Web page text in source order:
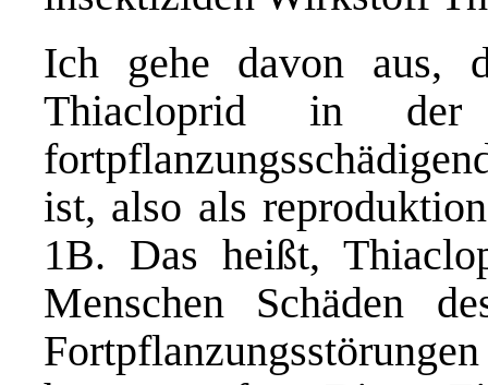
Ich gehe davon aus,
Thiacloprid in der
ist, also als
1B. Das heißt,
Menschen Schäden